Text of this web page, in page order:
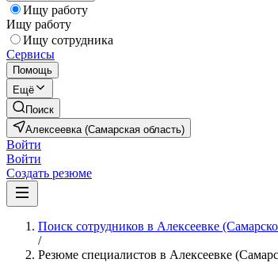
Ищу работу
Ищу работу
Ищу сотрудника
Сервисы
Помощь
Ещё
Поиск
Алексеевка (Самарская область)
Войти
Войти
Создать резюме
Поиск сотрудников в Алексеевке
/
Резюме специалистов в Алексеевке